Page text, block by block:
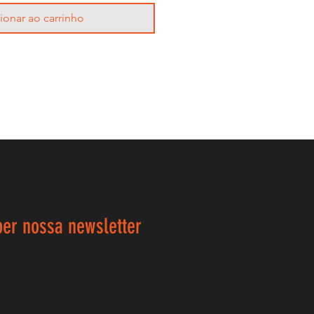
ao carrinho
nossa newsletter